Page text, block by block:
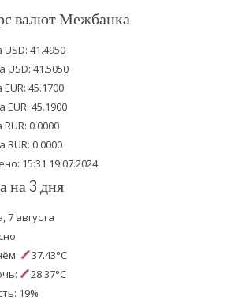
c
b
o
o
k
u
u
b
e
валют Межбанка
41.4950
41.5050
45.1700
45.1900
0.0000
0.0000
15:31 19.07.2024
на 3 дня
7 августа
37.43°C
28.37°C
19%